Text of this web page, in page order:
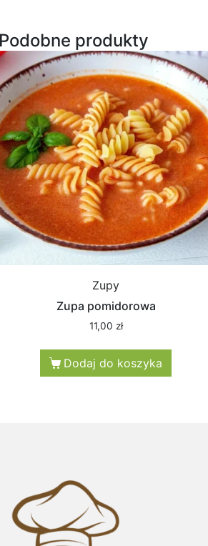
Podobne produkty
Zupy
Zupa pomidorowa
11,00 zł
Dodaj do koszyka